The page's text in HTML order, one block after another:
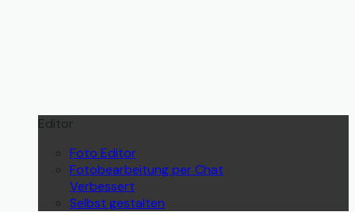
Editor
Foto Editor
Fotobearbeitung per Chat
Verbessert
Selbst gestalten